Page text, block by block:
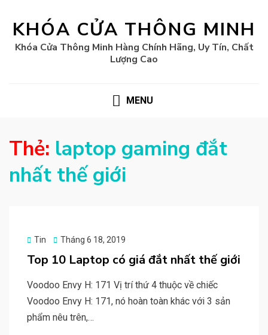
KHÓA CỬA THÔNG MINH
Khóa Cửa Thông Minh Hàng Chính Hãng, Uy Tín, Chất
Lượng Cao
MENU
Thẻ: laptop gaming đắt
nhất thế giới
Tin
Posted
Tháng 6 18, 2019
Top 10 Laptop có giá đắt nhất thế giới
Voodoo Envy H: 171 Vị trí thứ 4 thuộc về chiếc
Voodoo Envy H: 171, nó hoàn toàn khác với 3 sản
phẩm nêu trên,…